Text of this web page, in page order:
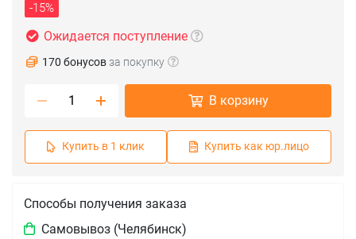
-15%
Ожидается поступление
170 бонусов за покупку
В корзину
Купить в 1 клик Купить как юр.лицо
Способы получения заказа
Самовывоз (Челябинск)